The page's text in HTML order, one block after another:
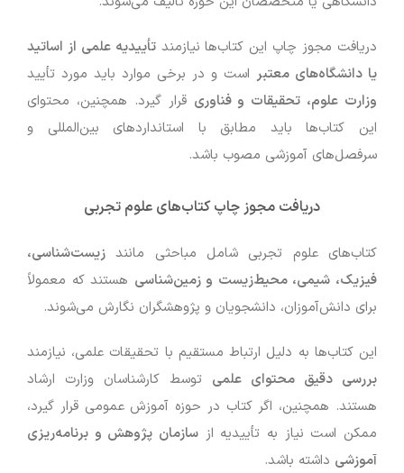
دریافت مجوز چاپ این کتاب‌ها نیازمندتأییدیه علمی از اساتید
یا دانشگاه‌های معتبر است و در برخی موارد باید مورد تأیید
وزارت علوم، تحقیقات و فناوری قرار گیرد. همچنین، محتوای
این کتاب‌ها باید مطابق با استانداردهای بین‌المللی و
سرفصل‌های آموزشی مصوب باشد.
دریافت مجوز چاپ کتاب‌های علوم تجربی
کتاب‌های علوم تجربی شامل مباحثی مانند زیست‌شناسی،
فیزیک، شیمی، محیط‌زیست و زمین‌شناسی هستند که معمولاً
برای دانش‌آموزان، دانشجویان و پژوهشگران نگارش می‌شوند.
این کتاب‌ها به دلیل ارتباط مستقیم با تحقیقات علمی، نیازمند
بررسی دقیق محتوای علمی توسط کارشناسان وزارت ارشاد
هستند. همچنین، اگر کتاب در حوزه آموزش عمومی قرار گیرد،
ممکن است نیاز به تأییدیه از سازمان پژوهش و برنامه‌ریزی
آموزشی داشته باشد.